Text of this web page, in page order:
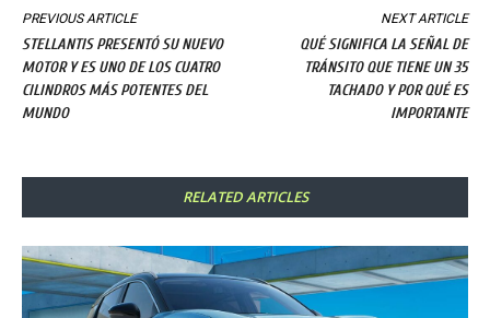
PREVIOUS ARTICLE
STELLANTIS PRESENTÓ SU NUEVO
MOTOR Y ES UNO DE LOS CUATRO
CILINDROS MÁS POTENTES DEL
MUNDO
NEXT ARTICLE
QUÉ SIGNIFICA LA SEÑAL DE
TRÁNSITO QUE TIENE UN 35
TACHADO Y POR QUÉ ES
IMPORTANTE
RELATED ARTICLES